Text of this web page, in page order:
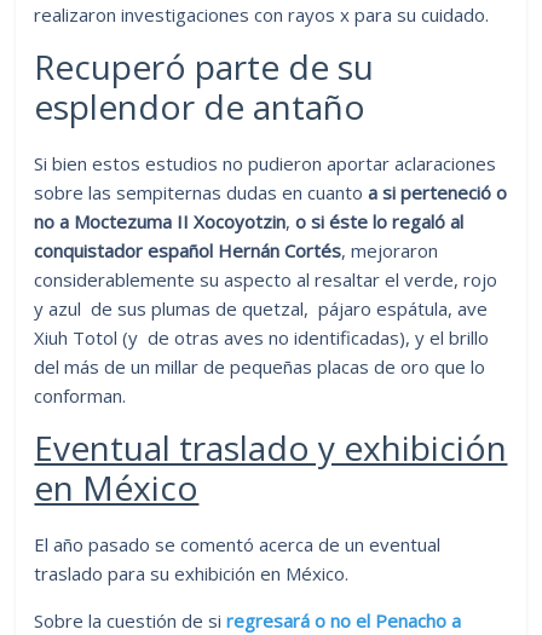
realizaron investigaciones con rayos x para su cuidado.
Recuperó parte de su
esplendor de antaño
Si bien estos estudios no pudieron aportar aclaraciones
sobre las sempiternas dudas en cuantoa si perteneció o
no a Moctezuma II Xocoyotzin,o si éste lo regaló al
conquistador español Hernán Cortés, mejoraron
considerablemente su aspecto al resaltar el verde, rojo
y azul de sus plumas de quetzal, pájaro espátula, ave
Xiuh Totol (y de otras aves no identificadas), y el brillo
del más de un millar de pequeñas placas de oro que lo
conforman.
Eventual traslado y exhibición
en México
El año pasado se comentó acerca de un eventual
traslado para su exhibición en México.
Sobre la cuestión de siregresará o no el Penacho a